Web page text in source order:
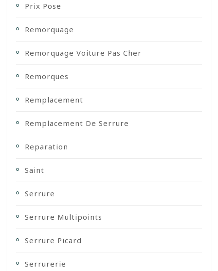
Prix Pose
Remorquage
Remorquage Voiture Pas Cher
Remorques
Remplacement
Remplacement De Serrure
Reparation
Saint
Serrure
Serrure Multipoints
Serrure Picard
Serrurerie